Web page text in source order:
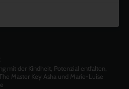
mit der Kindheit, Potenzial entfalten,
Master Key Asha und Marie-Luise